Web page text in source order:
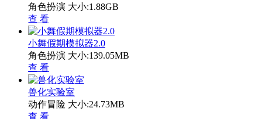
角色扮演 大小:1.88GB
查 看
小舞假期模拟器2.0
角色扮演 大小:139.05MB
查 看
兽化实验室
动作冒险 大小:24.73MB
查 看